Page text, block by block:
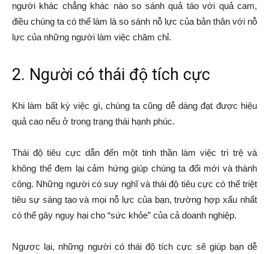
người khác chẳng khác nào so sánh quả táo với quả cam,
điều chúng ta có thể làm là so sánh nỗ lực của bản thân với nỗ
lực của những người làm việc chăm chỉ.
2. Người có thái độ tích cực
Khi làm bất kỳ việc gì, chúng ta cũng dễ dàng đạt được hiệu
quả cao nếu ở trong trạng thái hạnh phúc.
Thái độ tiêu cực dẫn đến một tinh thần làm việc trì trệ và
không thể đem lại cảm hứng giúp chúng ta đổi mới và thành
công. Những người có suy nghĩ và thái độ tiêu cực có thể triệt
tiêu sự sáng tạo và mọi nỗ lực của bạn, trường hợp xấu nhất
có thể gây nguy hại cho “sức khỏe” của cả doanh nghiệp.
Ngược lại, những người có thái độ tích cực sẽ giúp bạn dễ